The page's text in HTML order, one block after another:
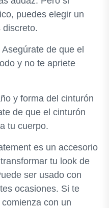
puedes elegir un
discreto.
de que el
y no te apriete
y forma del cinturón
de que el cinturón
tu cuerpo.
es un accesorio
tu look de
ser usado con
ocasiones. Si te
con un